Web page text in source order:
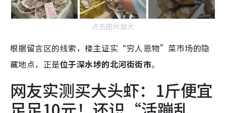
点击图片放大
根据留言区的线索，楼主证实“穷人恩物”菜市场的隐
藏地点，正是位于深水埗的北河街街市。
网友实测买大头虾：1斤便宜